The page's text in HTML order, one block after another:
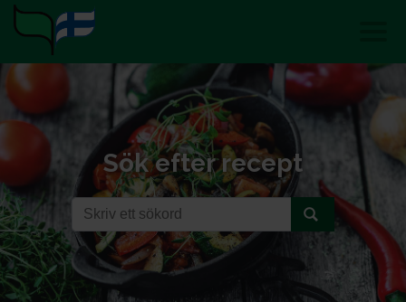
Sök efter recept